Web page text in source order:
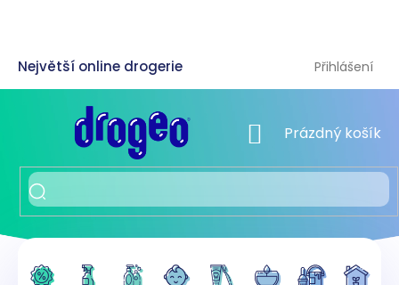
Přihlášení
NÁKUPNÍ KOŠÍK
Prázdný košík